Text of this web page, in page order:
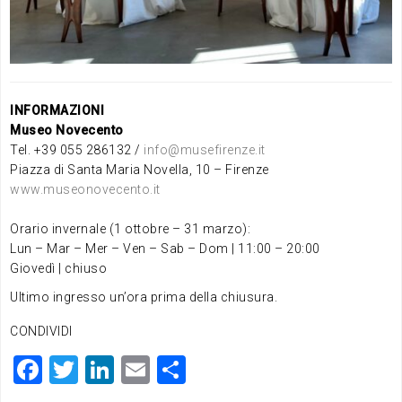
INFORMAZIONI
Museo Novecento
Tel. +39 055 286132 / info@musefirenze.it
Piazza di Santa Maria Novella, 10 – Firenze
www.museonovecento.it
Orario invernale (1 ottobre – 31 marzo):
Lun – Mar – Mer – Ven – Sab – Dom | 11:00 – 20:00
Giovedì | chiuso
Ultimo ingresso un’ora prima della chiusura.
CONDIVIDI
F
T
Li
E